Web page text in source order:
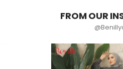
FROM OUR